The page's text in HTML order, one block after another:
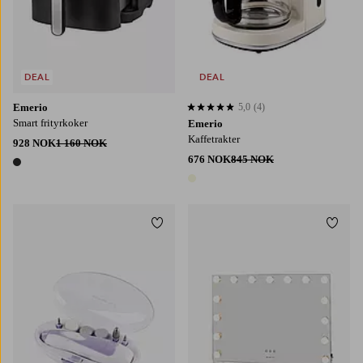
Emerio
Smart frityrkoker
928 NOK1 160 NOK
1 farge
DEAL
Emerio
Kaffetrakter
676 NOK845 NOK
5,0 basert på 4 karaktergivninger
5,0 (4)
DEAL
Legg til favoritter